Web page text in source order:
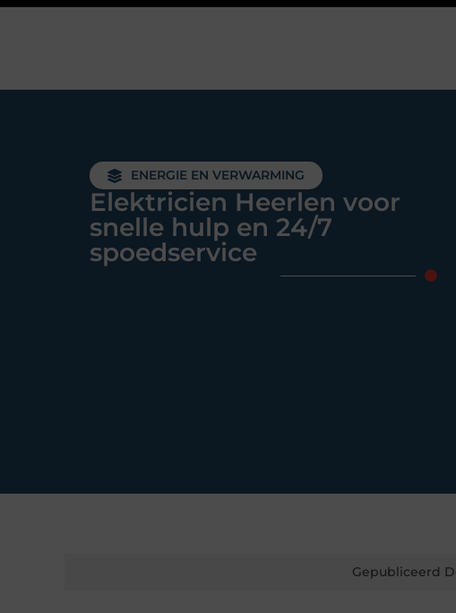
ENERGIE EN VERWARMING
Elektricien Heerlen voor
snelle hulp en 24/7
spoedservice
Gepubliceerd